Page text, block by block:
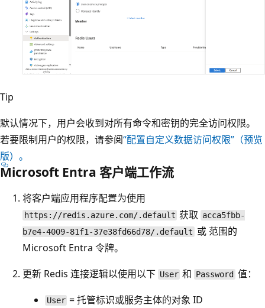
Tip
默认情况下，用户会收到对所有命令和密钥的完全访问权限。
若要限制用户的权限，请参阅“配置自定义数据访问权限”（预览
版）。
Microsoft Entra 客户端工作流
将客户端应用程序配置为使用
https://redis.azure.com/.default 获取 acca5fbb-
b7e4-4009-81f1-37e38fd66d78/.default 或 范围的
Microsoft Entra 令牌。
更新 Redis 连接逻辑以使用以下 User 和 Password 值：
User = 托管标识或服务主体的对象 ID